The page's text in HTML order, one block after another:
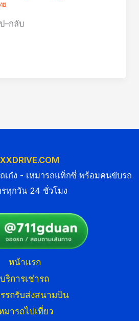
ย
–กลับ
เก๋ง - เหมารถแท็กซี่ พร้อมคนขับรถ
รทุกวัน 24 ชั่วโมง
หน้าแรก
บริการเช่ารถ
รถรับส่งสนามบิน
มารถไปเที่ยว